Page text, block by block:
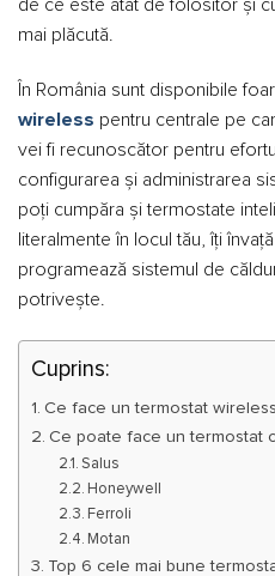
de ce este atât de folositor și
mai plăcută.
În România sunt disponibile
wireless pentru centrale pe
vei fi recunoscător pentru
configurarea și administrarea
poți cumpăra și termostate
literalmente în locul tău, îți
programează sistemul de
potrivește.
Cuprins:
Ce face un termostat
Ce poate face un termostat
Salus
Honeywell
Ferroli
Motan
Top 6 cele mai bune